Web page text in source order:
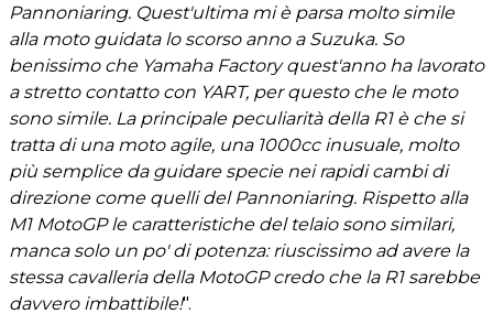
Pannoniaring. Quest'ultima mi è parsa molto simile
alla moto guidata lo scorso anno a Suzuka. So
benissimo che Yamaha Factory quest'anno ha lavorato
a stretto contatto con YART, per questo che le moto
sono simile. La principale peculiarità della R1 è che si
tratta di una moto agile, una 1000cc inusuale, molto
più semplice da guidare specie nei rapidi cambi di
direzione come quelli del Pannoniaring. Rispetto alla
M1 MotoGP le caratteristiche del telaio sono similari,
manca solo un po' di potenza: riuscissimo ad avere la
stessa cavalleria della MotoGP credo che la R1 sarebbe
davvero imbattibile!".